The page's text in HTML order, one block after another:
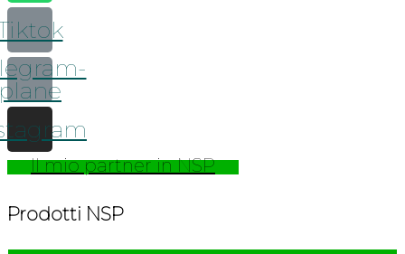
Il mio partner in NSP
Prodotti NSP